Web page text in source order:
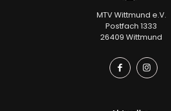
MTV Wittmund e.V.
Postfach 1333
26409 Wittmund